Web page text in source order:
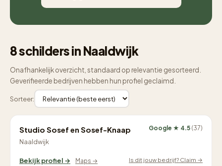
8 schilders in Naaldwijk
Onafhankelijk overzicht, standaard op relevantie gesorteerd.
Geverifieerde bedrijven hebben hun profiel geclaimd.
Sorteer:
Studio Sosef en Sosef-Knaap
Naaldwijk
Google ★ 4.5 (37)
Bekijk profiel → Maps → Is dit jouw bedrijf? Claim →